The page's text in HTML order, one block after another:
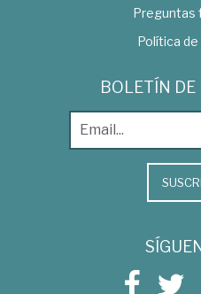
Preguntas
Política de
BOLETÍN DE